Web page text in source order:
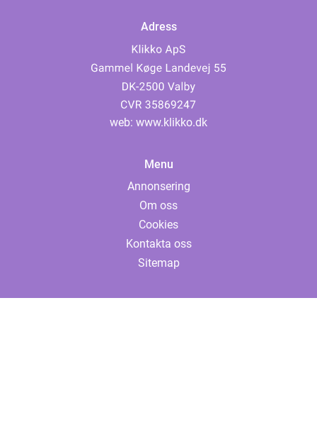
Adress
web: www.klikko.dk
Menu
Annonsering
Om oss
Cookies
Kontakta oss
Sitemap